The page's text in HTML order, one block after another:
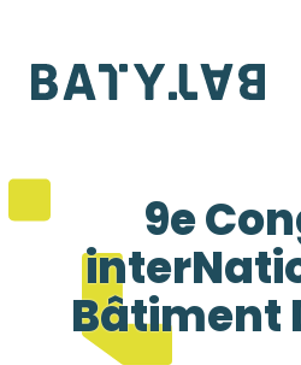
Batylab
9e
Bâtiment